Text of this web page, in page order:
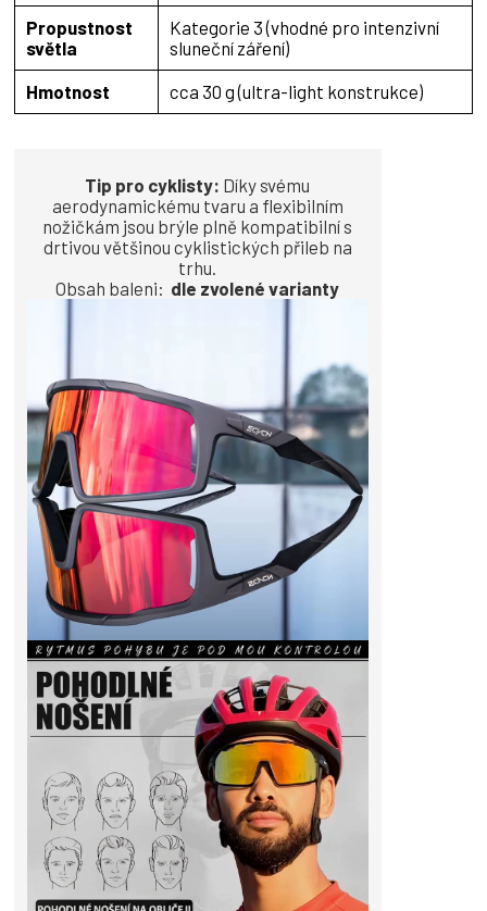
Propustnost
světla
Kategorie 3 (vhodné pro intenzivní
sluneční záření)
Hmotnost
cca 30 g (ultra-light konstrukce)
Tip pro cyklisty: Díky svému
aerodynamickému tvaru a flexibilním
nožičkám jsou brýle plně kompatibilní s
drtivou většinou cyklistických přileb na
trhu.
Obsah baleni: dle zvolené varianty